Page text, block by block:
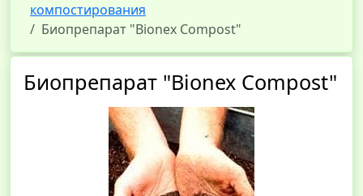
компостирования
Биопрепарат "Bionex Compost"
Биопрепарат "Bionex Compost"